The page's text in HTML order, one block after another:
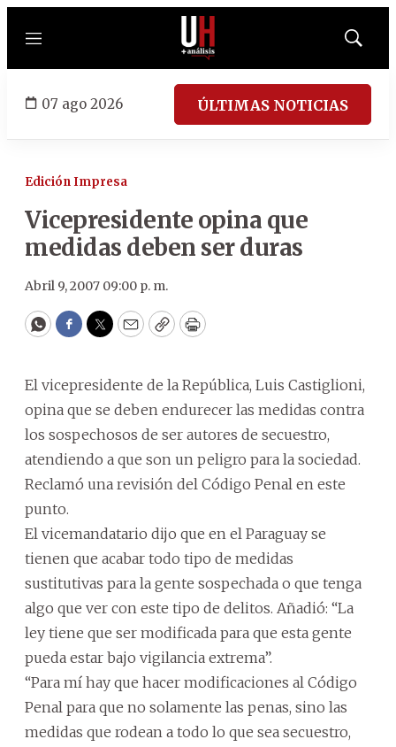
Menú
Mostrar
07 ago 2026 ÚLTIMAS NOTICIAS
Edición Impresa
Vicepresidente opina que
medidas deben ser duras
Abril 9, 2007 09:00 p. m.
WhatsApp
Facebook
Twitter
EmailCopyPrint
El vicepresidente de la República, Luis Castiglioni,
opina que se deben endurecer las medidas contra
los sospechosos de ser autores de secuestro,
atendiendo a que son un peligro para la sociedad.
Reclamó una revisión del Código Penal en este
punto.
El vicemandatario dijo que en el Paraguay se
tienen que acabar todo tipo de medidas
sustitutivas para la gente sospechada o que tenga
algo que ver con este tipo de delitos. Añadió: “La
ley tiene que ser modificada para que esta gente
pueda estar bajo vigilancia extrema”.
“Para mí hay que hacer modificaciones al Código
Penal para que no solamente las penas, sino las
medidas que rodean a todo lo que sea secuestro,